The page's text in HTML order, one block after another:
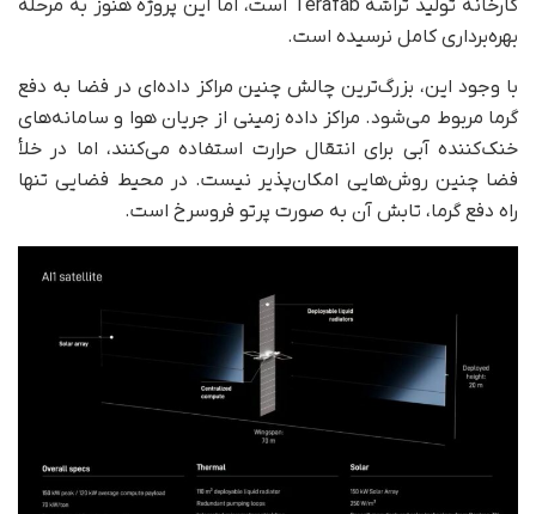
کارخانه تولید تراشه Terafab است، اما این پروژه هنوز به مرحله
بهره‌برداری کامل نرسیده است.
با وجود این، بزرگ‌ترین چالش چنین مراکز داده‌ای در فضا به دفع
گرما مربوط می‌شود. مراکز داده زمینی از جریان هوا و سامانه‌های
خنک‌کننده آبی برای انتقال حرارت استفاده می‌کنند، اما در خلأ
فضا چنین روش‌هایی امکان‌پذیر نیست. در محیط فضایی تنها
راه دفع گرما، تابش آن به‌ صورت پرتو فروسرخ است.